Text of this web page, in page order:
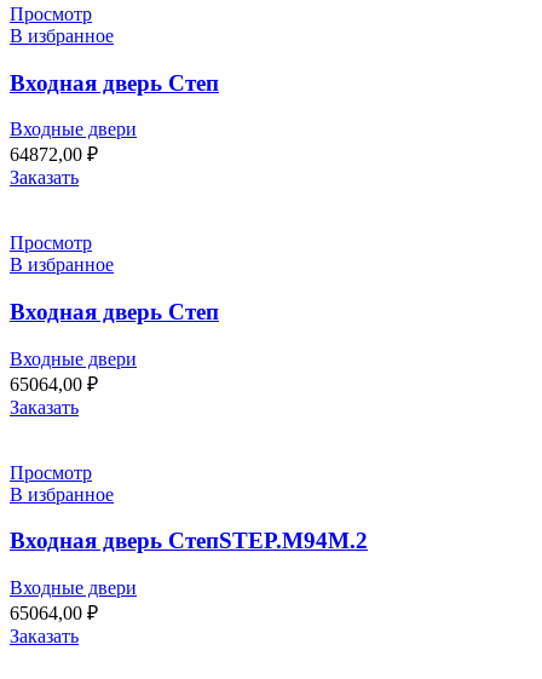
Просмотр
В избранное
Входная дверь Степ
Входные двери
64872,00 ₽
Заказать
Просмотр
В избранное
Входная дверь Степ
Входные двери
65064,00 ₽
Заказать
Просмотр
В избранное
Входная дверь СтепSTEP.M94M.2
Входные двери
65064,00 ₽
Заказать